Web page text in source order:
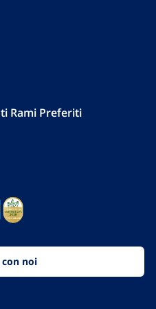
Rami Preferiti
con noi